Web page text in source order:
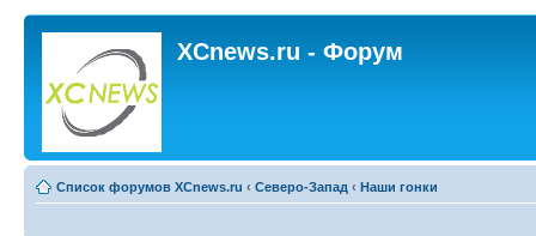
XCnews.ru - Форум
Список форумов XCnews.ru ‹ Северо-Запад ‹ Наши гонки